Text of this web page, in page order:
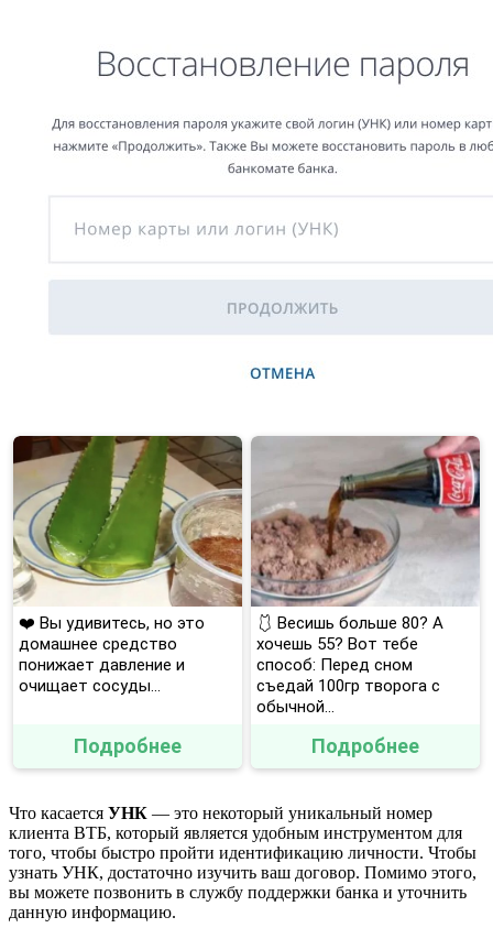
❤️ Вы удивитесь, но это
домашнее средство
понижает давление и
очищает сосуды...
Подробнее
🩱 Весишь больше 80? А
хочешь 55? Вот тебе
способ: Перед сном
съедай 100гр творога с
обычной...
Подробнее
Что касается УНК — это некоторый уникальный номер
клиента ВТБ, который является удобным инструментом для
того, чтобы быстро пройти идентификацию личности. Чтобы
узнать УНК, достаточно изучить ваш договор. Помимо этого,
вы можете позвонить в службу поддержки банка и уточнить
данную информацию.